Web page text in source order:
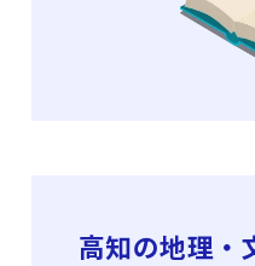
高知の地理・